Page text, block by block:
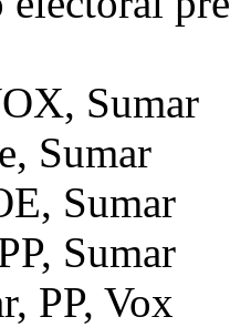
Sumar
Sumar
Sumar
Sumar
PP, Vox